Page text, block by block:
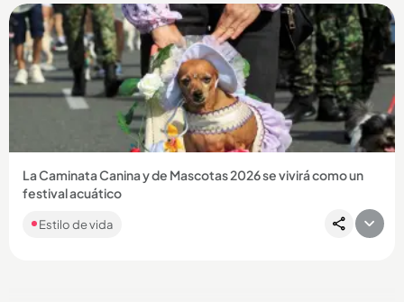
Compartir Noticia
La Caminata Canina y de Mascotas 2026 se vivirá como un
festival acuático
Estilo de vida